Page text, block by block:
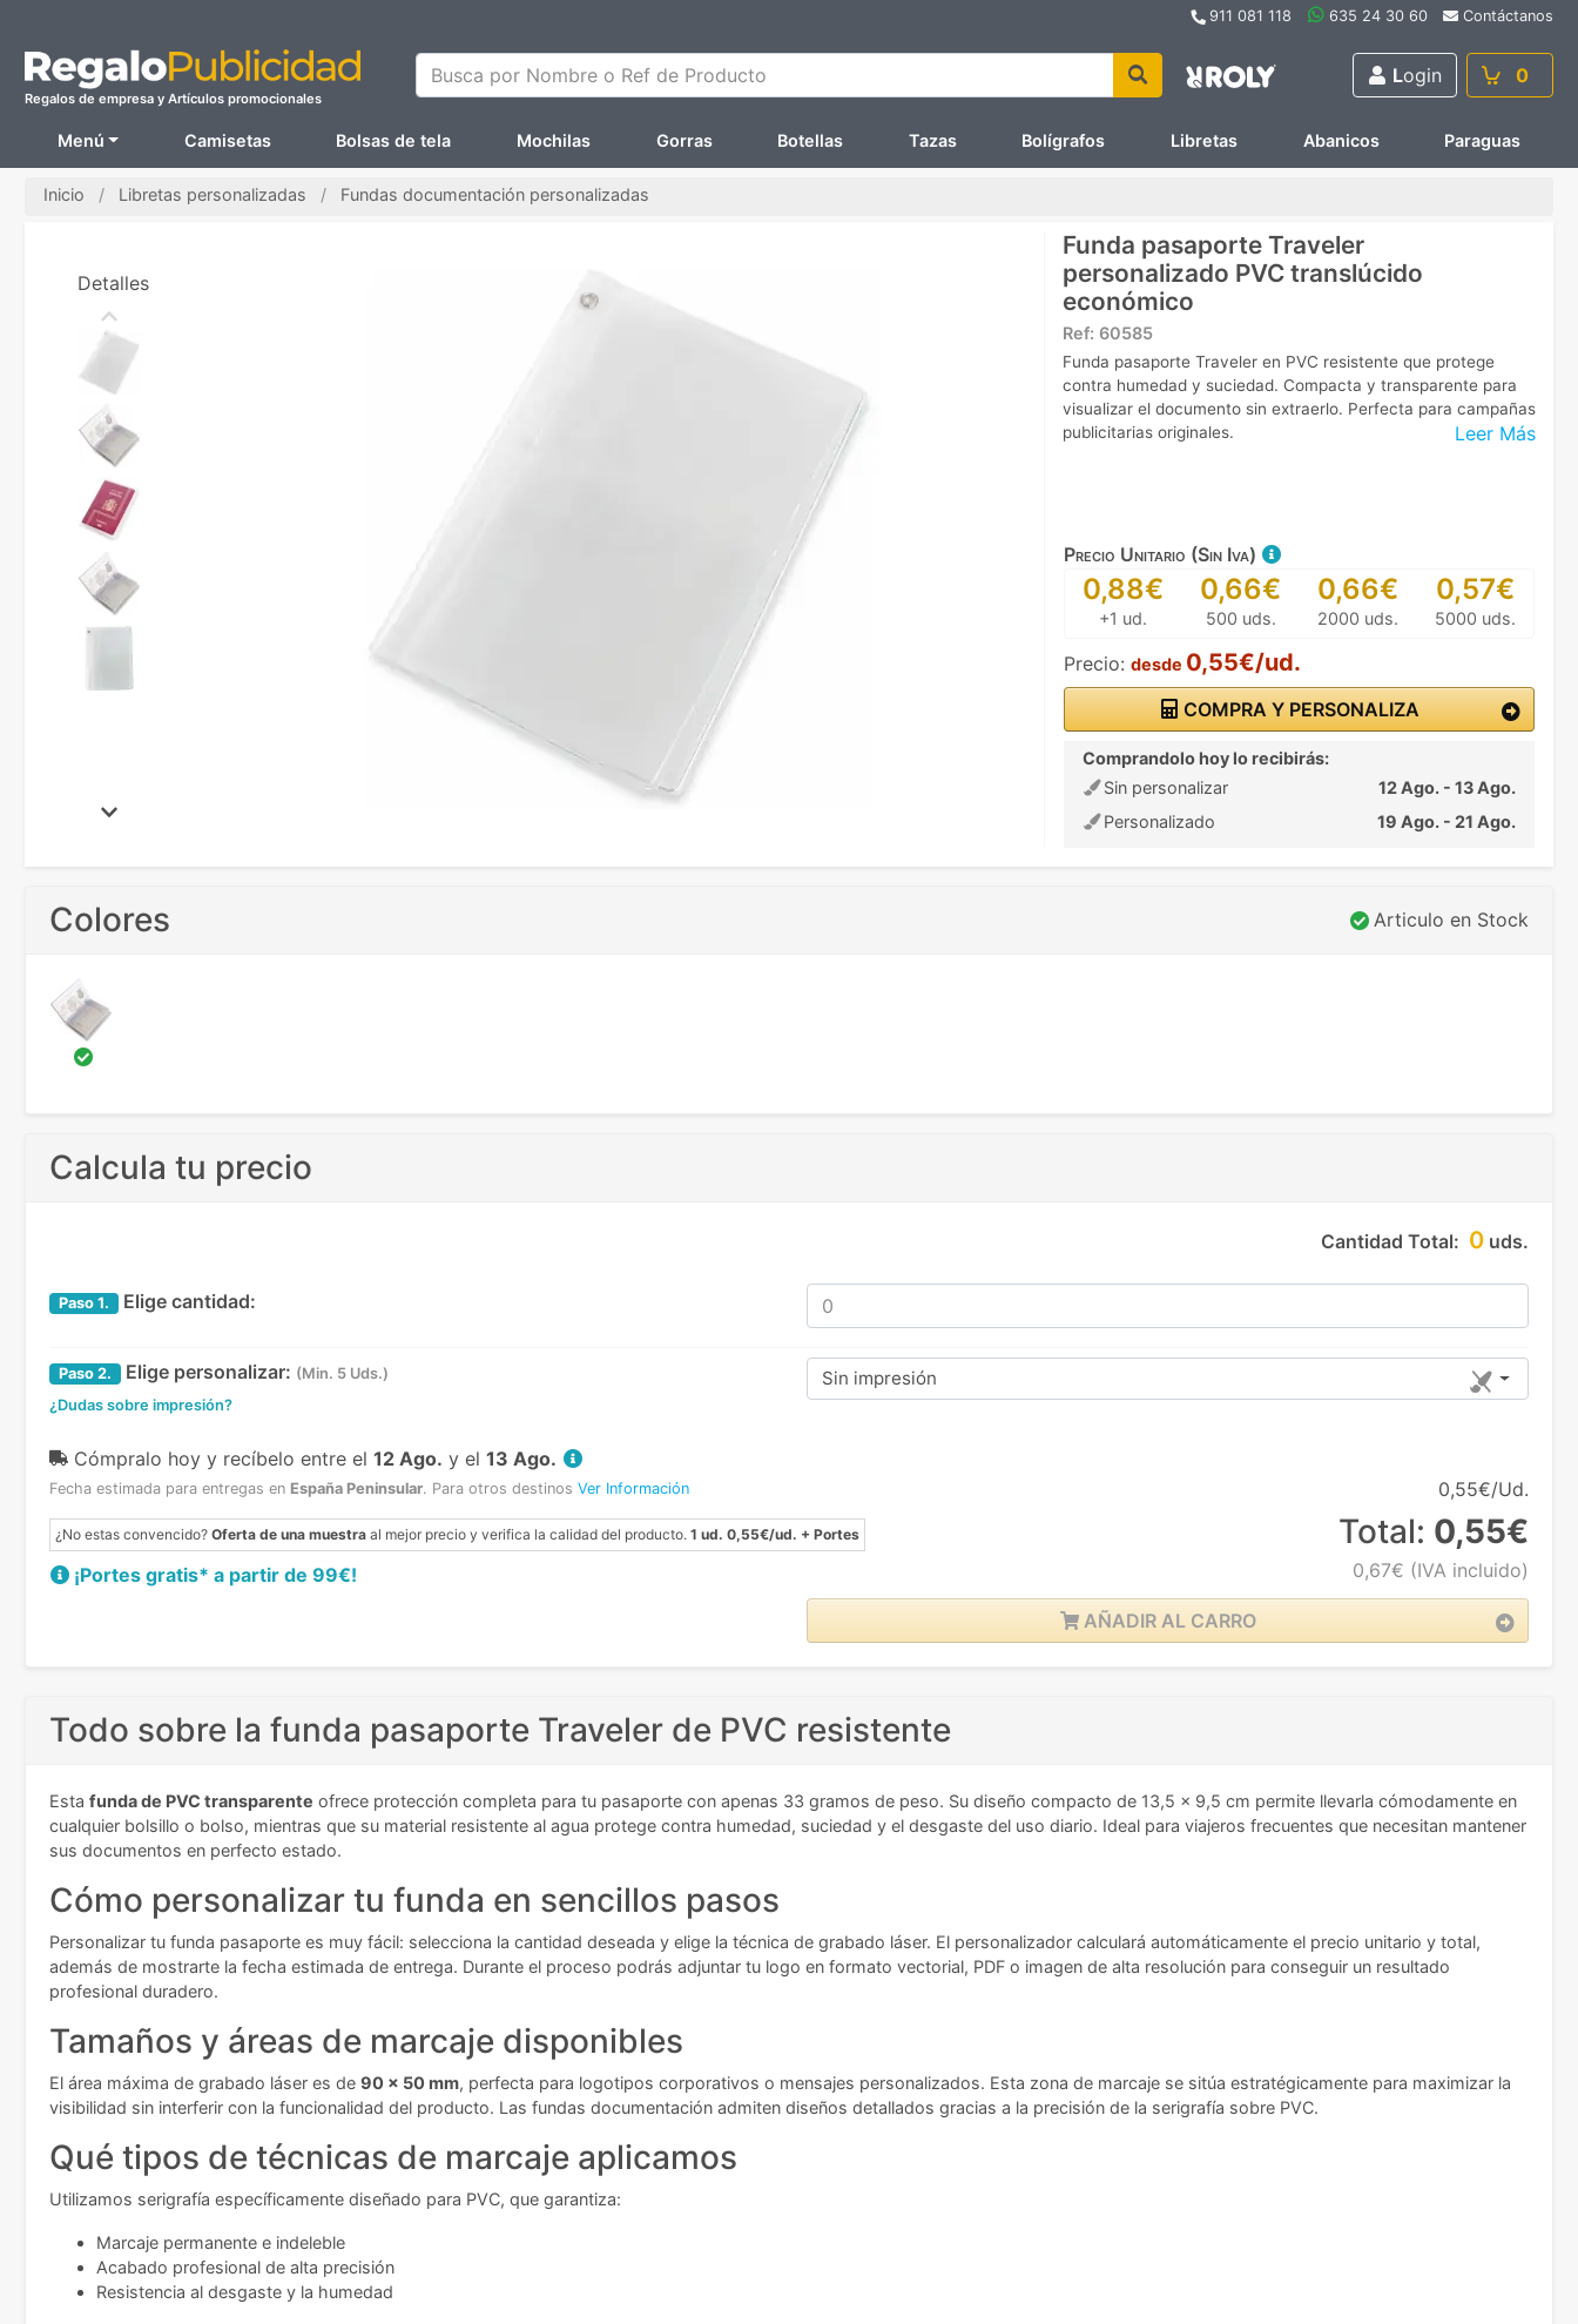
911 081 118 635 24 30 60 Contáctanos
Regalos de empresa y Artículos promocionales
Busca por Nombre o Ref de Producto Login 0
Menú Camisetas Bolsas de tela Mochilas Gorras Botellas Tazas Bolígrafos Libretas Abanicos Paraguas
Inicio Libretas personalizadas Fundas documentación personalizadas
Funda pasaporte Traveler
personalizado PVC translúcido
económico
Ref: 60585
Leer Más
Funda pasaporte Traveler en PVC resistente que protege
contra humedad y suciedad. Compacta y transparente para
visualizar el documento sin extraerlo. Perfecta para campañas
publicitarias originales.
Precio Unitario (Sin Iva)
0,88€
+1 ud.
0,66€
500 uds.
0,66€
2000 uds.
0,57€
5000 uds.
Precio: desde 0,55€/ud.
COMPRA Y PERSONALIZA
Comprandolo hoy lo recibirás:
Sin personalizar
12 Ago. - 13 Ago.
Personalizado
19 Ago. - 21 Ago.
Detalles
Colores Articulo en Stock
Calcula tu precio
Cantidad Total: 0 uds.
Paso 1. Elige cantidad:
Paso 2. Elige personalizar: (Min. 5 Uds.)
¿Dudas sobre impresión?
Sin impresión
Cómpralo hoy y recíbelo entre el 12 Ago. y el 13 Ago.
Fecha estimada para entregas en España Peninsular. Para otros destinos Ver Información
¿No estas convencido? Oferta de una muestra al mejor precio y verifica la calidad del producto. 1 ud. 0,55€/ud. + Portes
¡Portes gratis* a partir de 99€!
0,55€/Ud.
Total: 0,55€
0,67€ (IVA incluido)
AÑADIR AL CARRO
Todo sobre la funda pasaporte Traveler de PVC resistente
Esta funda de PVC transparente ofrece protección completa para tu pasaporte con apenas 33 gramos de peso. Su diseño compacto de 13,5 x 9,5 cm permite llevarla cómodamente en
cualquier bolsillo o bolso, mientras que su material resistente al agua protege contra humedad, suciedad y el desgaste del uso diario. Ideal para viajeros frecuentes que necesitan mantener
sus documentos en perfecto estado.
Cómo personalizar tu funda en sencillos pasos
Personalizar tu funda pasaporte es muy fácil: selecciona la cantidad deseada y elige la técnica de grabado láser. El personalizador calculará automáticamente el precio unitario y total,
además de mostrarte la fecha estimada de entrega. Durante el proceso podrás adjuntar tu logo en formato vectorial, PDF o imagen de alta resolución para conseguir un resultado
profesional duradero.
Tamaños y áreas de marcaje disponibles
El área máxima de grabado láser es de 90 x 50 mm, perfecta para logotipos corporativos o mensajes personalizados. Esta zona de marcaje se sitúa estratégicamente para maximizar la
visibilidad sin interferir con la funcionalidad del producto. Las fundas documentación admiten diseños detallados gracias a la precisión de la serigrafía sobre PVC.
Qué tipos de técnicas de marcaje aplicamos
Utilizamos serigrafía específicamente diseñado para PVC, que garantiza:
Marcaje permanente e indeleble
Acabado profesional de alta precisión
Resistencia al desgaste y la humedad